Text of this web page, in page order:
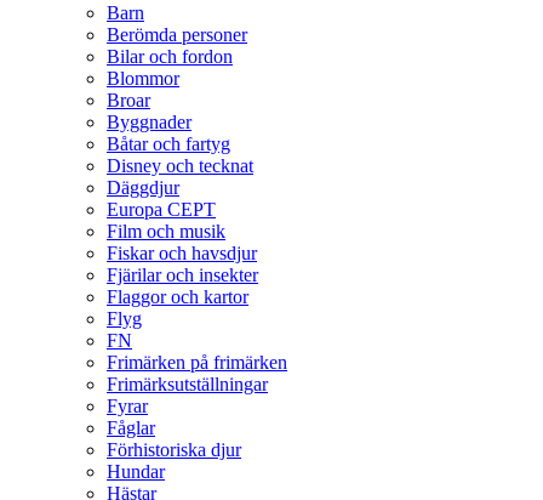
Barn
Berömda personer
Bilar och fordon
Blommor
Broar
Byggnader
Båtar och fartyg
Disney och tecknat
Däggdjur
Europa CEPT
Film och musik
Fiskar och havsdjur
Fjärilar och insekter
Flaggor och kartor
Flyg
FN
Frimärken på frimärken
Frimärksutställningar
Fyrar
Fåglar
Förhistoriska djur
Hundar
Hästar